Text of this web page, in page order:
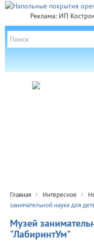
Реклама: ИП
Главная Интересное
занимательной науки для
Музей
"ЛабиринтУм"